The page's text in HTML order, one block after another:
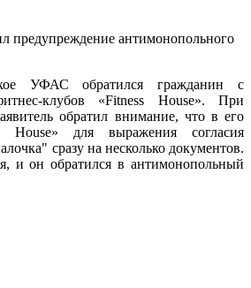
предупреждение антимонопольного
УФАС обратился гражданин с
клубов «Fitness House». При
обратил внимание, что в его
House» для выражения согласия
сразу на несколько документов.
и он обратился в антимонопольный